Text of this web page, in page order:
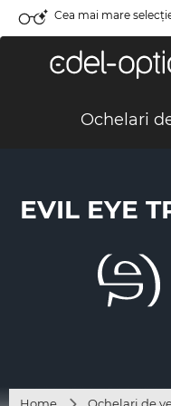
Cea mai mare
Ochelari
EVIL EYE